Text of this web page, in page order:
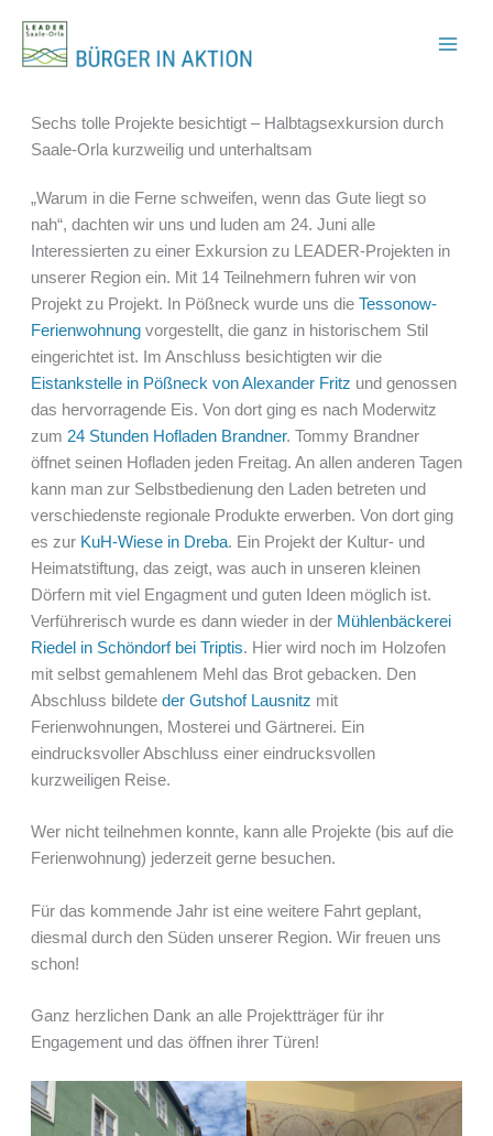
Inhalt
springen
Sechs tolle Projekte besichtigt – Halbtagsexkursion durch
Saale-Orla kurzweilig und unterhaltsam
„Warum in die Ferne schweifen, wenn das Gute liegt so
nah“, dachten wir uns und luden am 24. Juni alle
Interessierten zu einer Exkursion zu LEADER-Projekten in
unserer Region ein. Mit 14 Teilnehmern fuhren wir von
Projekt zu Projekt. In Pößneck wurde uns die Tessonow-
Ferienwohnungvorgestellt, die ganz in historischem Stil
eingerichtet ist. Im Anschluss besichtigten wir die
Eistankstelle in Pößneck von Alexander Fritz und genossen
das hervorragende Eis. Von dort ging es nach Moderwitz
zum 24 Stunden Hofladen Brandner. Tommy Brandner
öffnet seinen Hofladen jeden Freitag. An allen anderen Tagen
kann man zur Selbstbedienung den Laden betreten und
verschiedenste regionale Produkte erwerben. Von dort ging
es zur KuH-Wiese in Dreba. Ein Projekt der Kultur- und
Heimatstiftung, das zeigt, was auch in unseren kleinen
Dörfern mit viel Engagment und guten Ideen möglich ist.
Verführerisch wurde es dann wieder in der Mühlenbäckerei
Riedel in Schöndorf bei Triptis. Hier wird noch im Holzofen
mit selbst gemahlenem Mehl das Brot gebacken. Den
Abschluss bildete der Gutshof Lausnitz mit
Ferienwohnungen, Mosterei und Gärtnerei. Ein
eindrucksvoller Abschluss einer eindrucksvollen
kurzweiligen Reise.
Wer nicht teilnehmen konnte, kann alle Projekte (bis auf die
Ferienwohnung) jederzeit gerne besuchen.
Für das kommende Jahr ist eine weitere Fahrt geplant,
diesmal durch den Süden unserer Region. Wir freuen uns
schon!
Ganz herzlichen Dank an alle Projektträger für ihr
Engagement und das öffnen ihrer Türen!